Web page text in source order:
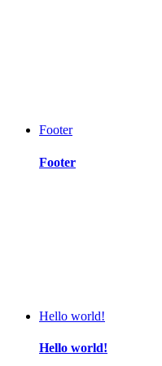
Footer
Footer
Hello world!
Hello world!